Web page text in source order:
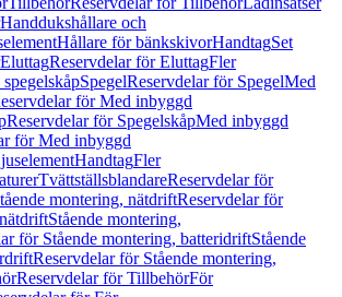
Handdukshållare och
Hållare för bänkskivorHandtagSet
EluttagReservdelar för EluttagFler
SpegelReservdelar för SpegelMed
för Med inbyggd
Reservdelar för SpegelskåpMed inbyggd
för Med inbyggd
HandtagFler
TvättställsblandareReservdelar för
montering, nätdriftReservdelar för
Stående montering,
för Stående montering, batteridriftStående
Reservdelar för Stående montering,
Reservdelar för TillbehörFör